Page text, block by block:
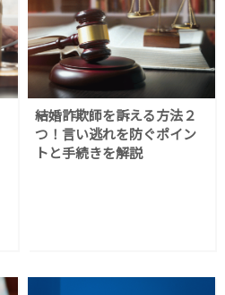
結婚詐欺師を訴える方法２
つ！言い逃れを防ぐポイン
トと手続きを解説